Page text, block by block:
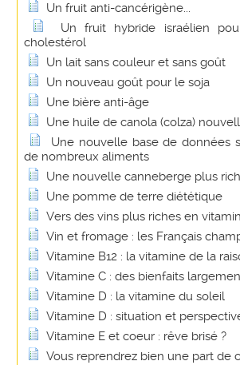
Un fruit anti-cancérigène...
Un fruit hybride israélien
cholestérol
Un lait sans couleur et sans goût
Un nouveau goût pour le soja
Une bière anti-âge
Une huile de canola (colza)
Une nouvelle base de données
de nombreux aliments
Une nouvelle canneberge plus
Une pomme de terre diététique
Vers des vins plus riches en
Vin et fromage : les Français
Vitamine B12 : la vitamine de la
Vitamine C : des bienfaits
Vitamine D : la vitamine du soleil
Vitamine D : situation et
Vitamine E et coeur : rêve brisé ?
Vous reprendrez bien une part de